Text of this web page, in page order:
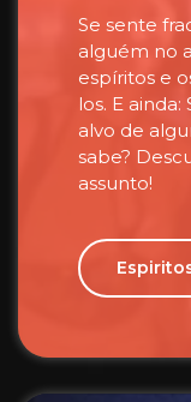
Se sente
alguém no
espíritos e
los. E
alvo de
sabe?
assunto!